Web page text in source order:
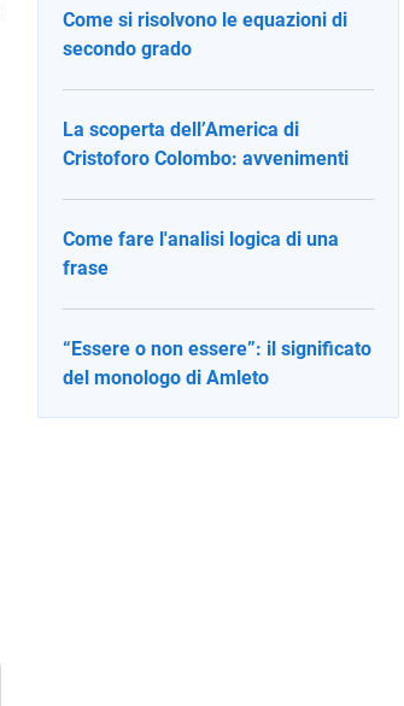
Come si risolvono le equazioni di
secondo grado
La scoperta dell’America di
Cristoforo Colombo: avvenimenti
Come fare l'analisi logica di una
frase
“Essere o non essere”: il significato
del monologo di Amleto